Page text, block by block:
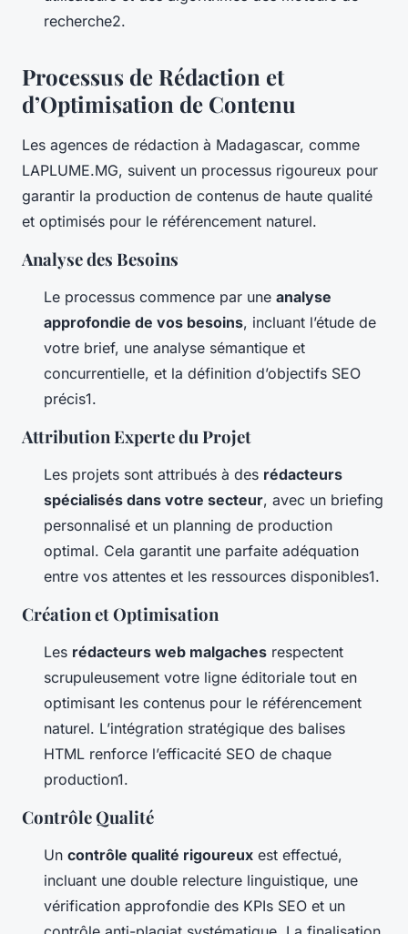
recherche2.
Processus de Rédaction et
d’Optimisation de Contenu
Les agences de rédaction à Madagascar, comme
LAPLUME.MG, suivent un processus rigoureux pour
garantir la production de contenus de haute qualité
et optimisés pour le référencement naturel.
Analyse des Besoins
Le processus commence par une analyse
approfondie de vos besoins, incluant l’étude de
votre brief, une analyse sémantique et
concurrentielle, et la définition d’objectifs SEO
précis1.
Attribution Experte du Projet
Les projets sont attribués à des rédacteurs
spécialisés dans votre secteur, avec un briefing
personnalisé et un planning de production
optimal. Cela garantit une parfaite adéquation
entre vos attentes et les ressources disponibles1.
Création et Optimisation
Les rédacteurs web malgaches respectent
scrupuleusement votre ligne éditoriale tout en
optimisant les contenus pour le référencement
naturel. L’intégration stratégique des balises
HTML renforce l’efficacité SEO de chaque
production1.
Contrôle Qualité
Un contrôle qualité rigoureux est effectué,
incluant une double relecture linguistique, une
vérification approfondie des KPIs SEO et un